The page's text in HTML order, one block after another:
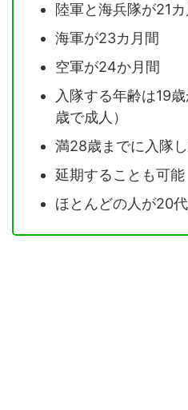
陸軍と海兵隊が21
海軍が23カ月間
空軍が24か月間
入隊する年齢は19
歳で成人）
満28歳までに入隊
延期することも可能
ほとんどの人が20